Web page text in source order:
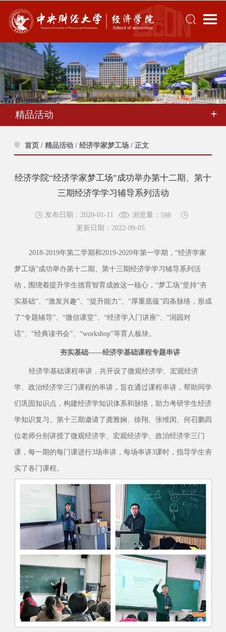
精品活动
首页 / 精品活动 / 经济学家梦工场 / 正文
经济学院“经济学家梦工场”成功举办第十二期、第十
三期经济学学习辅导系列活动
发布日期：2020-01-11 浏览量： 598
更新日期：2022-09-05
2018-2019年第二学期和2019-2020年第一学期，“经济学家
梦工场”成功举办第十二期、第十三期经济学学习辅导系列活
动，围绕着提升学生德育智育成效这一核心，“梦工场”坚持“夯
实基础”、“激发兴趣”、“提升能力”、“厚重底蕴”四条脉络，形成
了“专题辅导”、“微信课堂”、“经济学入门讲座”、“润园对
话”、“经典读书会”、“workshop”等育人板块。
夯实基础——经济学基础课程专题串讲
经济学基础课程串讲，共开设了微观经济学、宏观经济
学、政治经济学三门课程的串讲，旨在通过课程串讲，帮助同学
们巩固知识点，构建经济学知识体系和脉络，助力考研学生经济
学知识复习。第十三期邀请了龚雅娴、徐翔、张维闵、何召鹏四
位老师分别讲授了微观经济学、宏观经济学、政治经济学三门
课，每一期的每门课进行3场串讲，每场串讲3课时，指导学生夯
实了各门课程。